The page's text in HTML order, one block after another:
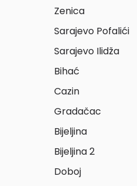
Zenica
Sarajevo Pofalići
Sarajevo Ilidža
Bihać
Cazin
Gradačac
Bijeljina
Bijeljina 2
Doboj